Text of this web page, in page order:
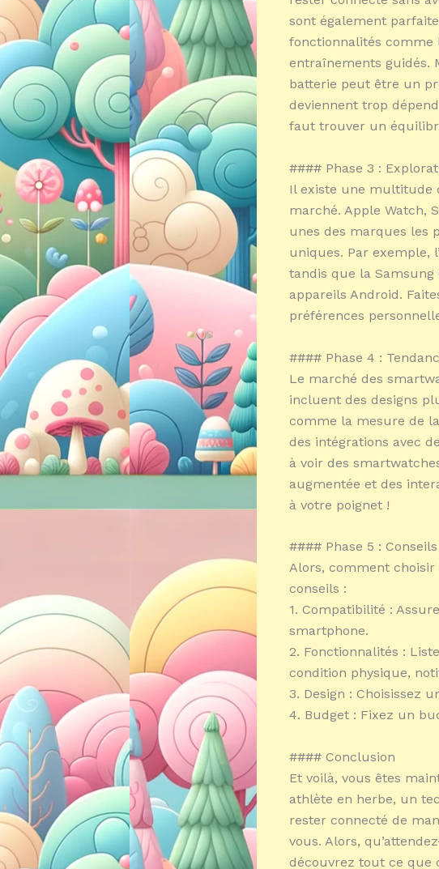
sont également
fonctionnalités comme
entraînements guidés.
batterie peut être un
deviennent trop
faut trouver un
#### Phase 3 :
Il existe une multitude
marché. Apple Watch,
unes des marques les
uniques. Par exemple,
tandis que la
appareils Android.
préférences
#### Phase 4 :
Le marché des
incluent des designs
comme la mesure de
des intégrations avec
à voir des
augmentée et des
à votre poignet !
#### Phase 5 :
Alors, comment
conseils :
1. Compatibilité :
smartphone.
2. Fonctionnalités :
condition physique,
3. Design : Choisissez
4. Budget : Fixez un
#### Conclusion
Et voilà, vous êtes
athlète en herbe, un
rester connecté de
vous. Alors,
découvrez tout ce que